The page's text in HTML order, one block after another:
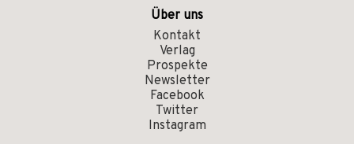
Über uns
Kontakt
Verlag
Prospekte
Newsletter
Facebook
Twitter
Instagram